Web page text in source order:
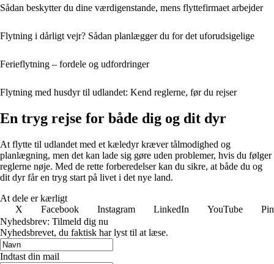
Sådan beskytter du dine værdigenstande, mens flyttefirmaet arbejder
Flytning i dårligt vejr? Sådan planlægger du for det uforudsigelige
Ferieflytning – fordele og udfordringer
Flytning med husdyr til udlandet: Kend reglerne, før du rejser
En tryg rejse for både dig og dit dyr
At flytte til udlandet med et kæledyr kræver tålmodighed og
planlægning, men det kan lade sig gøre uden problemer, hvis du følger
reglerne nøje. Med de rette forberedelser kan du sikre, at både du og
dit dyr får en tryg start på livet i det nye land.
At dele er kærligt
X
Facebook Instagram LinkedIn YouTube
Nyhedsbrev: Tilmeld dig nu
Nyhedsbrevet, du faktisk har lyst til at læse.
Indtast din mail